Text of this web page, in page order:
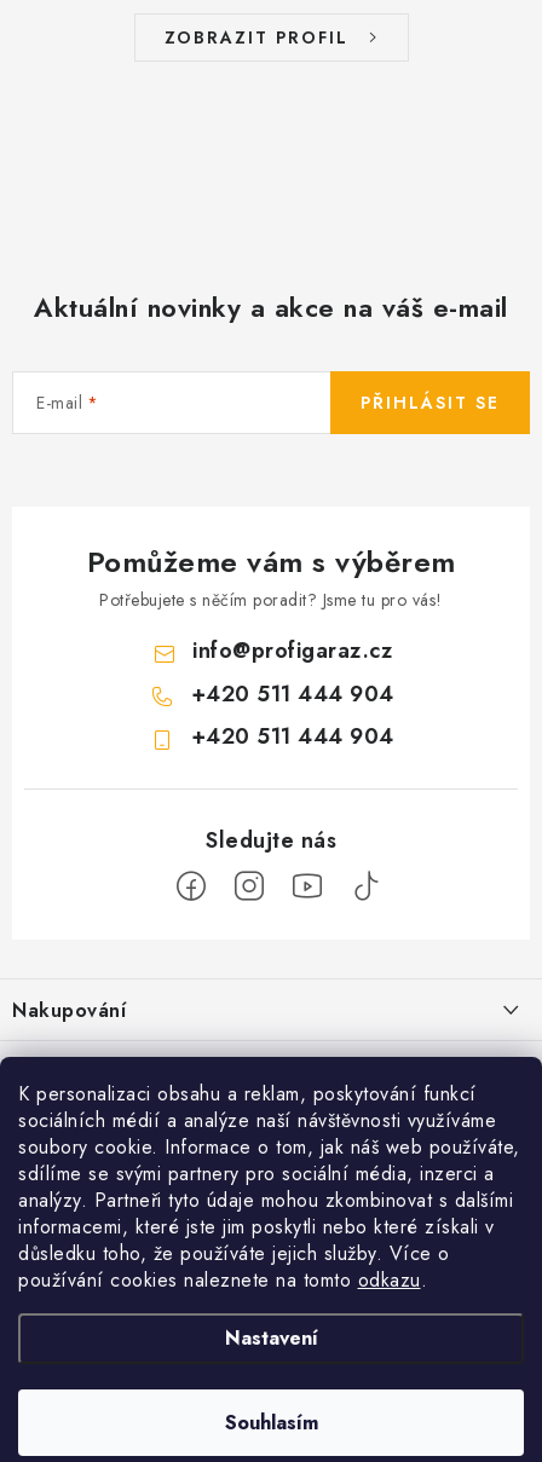
K personalizaci obsahu a reklam, poskytování funkcí
sociálních médií a analýze naší návštěvnosti využíváme
soubory cookie. Informace o tom, jak náš web používáte,
sdílíme se svými partnery pro sociální média, inzerci a
analýzy. Partneři tyto údaje mohou zkombinovat s dalšími
informacemi, které jste jim poskytli nebo které získali v
důsledku toho, že používáte jejich služby. Více o
používání cookies naleznete na tomto odkazu.
Nastavení
Souhlasím
ZOBRAZIT PROFIL
Aktuální novinky a akce na váš e-mail
E-mail PŘIHLÁSIT SE
Pomůžeme vám s výběrem
Potřebujete s něčím poradit? Jsme tu pro vás!
info@profigaraz.cz
+420 511 444 904
+420 511 444 904
p
a
Nakupování
Jak nakupovat
Obchodní podmínky
Doprava a platba
Cookies
Ochrana osobních údajú
Jak funguje Zásilkovna?
Reklamace / vrácení zboží
Použití Dárkové poukázky
O nás
Kontakty
Příběh Profigaráže
Showroom Prešov
Služby
Velkoobchod Profigaráž.sk Zboží.cz Heureka.cz
Profigaraz.cz. Všechna práva vyhrazena.